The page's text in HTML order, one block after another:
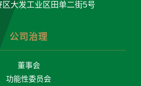
区大发工业区田单二街5号
公司治理
董事会
功能性委员会